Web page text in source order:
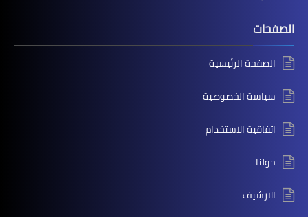
الصفحات
الصفحة الرئيسية
سياسة الخصوصية
اتفاقية الاستخدام
حولنا
الارشيف